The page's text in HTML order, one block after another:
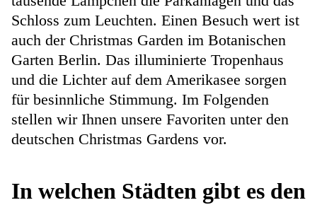
Schloss zum Leuchten. Einen Besuch wert ist
auch der Christmas Garden im Botanischen
Garten Berlin. Das illuminierte Tropenhaus
und die Lichter auf dem Amerikasee sorgen
für besinnliche Stimmung. Im Folgenden
stellen wir Ihnen unsere Favoriten unter den
deutschen Christmas Gardens vor.
In welchen Städten gibt es den